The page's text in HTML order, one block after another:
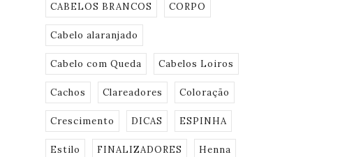
CABELOS BRANCOS CORPO
Cabelo alaranjado
Cabelo com Queda Cabelos Loiros
Cachos Clareadores Coloração
Crescimento DICAS ESPINHA
Estilo FINALIZADORES Henna